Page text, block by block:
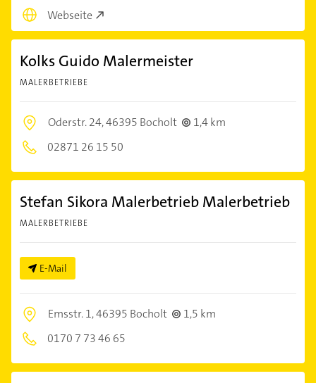
Webseite
Kolks Guido Malermeister
MALERBETRIEBE
Oderstr. 24,46395 Bocholt
1,4 km
02871 26 15 50
Stefan Sikora Malerbetrieb Malerbetrieb
MALERBETRIEBE
E-Mail
Emsstr. 1,46395 Bocholt
1,5 km
0170 7 73 46 65